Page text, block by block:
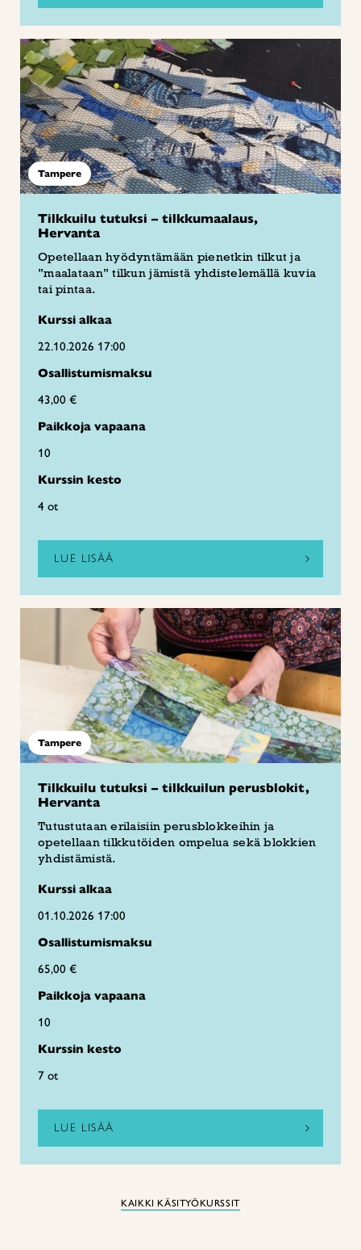
Tampere
Tilkkuilu tutuksi – tilkkumaalaus,
Hervanta
Opetellaan hyödyntämään pienetkin tilkut ja
”maalataan” tilkun jämistä yhdistelemällä kuvia
tai pintaa.
Kurssi alkaa
22.10.2026 17:00
Osallistumismaksu
43,00 €
Paikkoja vapaana
10
Kurssin kesto
4 ot
LUE LISÄÄ
Tampere
Tilkkuilu tutuksi – tilkkuilun perusblokit,
Hervanta
Tutustutaan erilaisiin perusblokkeihin ja
opetellaan tilkkutöiden ompelua sekä blokkien
yhdistämistä.
Kurssi alkaa
01.10.2026 17:00
Osallistumismaksu
65,00 €
Paikkoja vapaana
10
Kurssin kesto
7 ot
LUE LISÄÄ
KAIKKI KÄSITYÖKURSSIT